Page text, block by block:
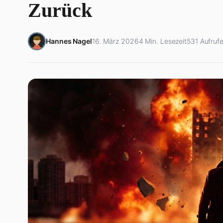
Zurück
Hannes Nagel16. März 20264 Min. Lesezeit531 Aufrufe